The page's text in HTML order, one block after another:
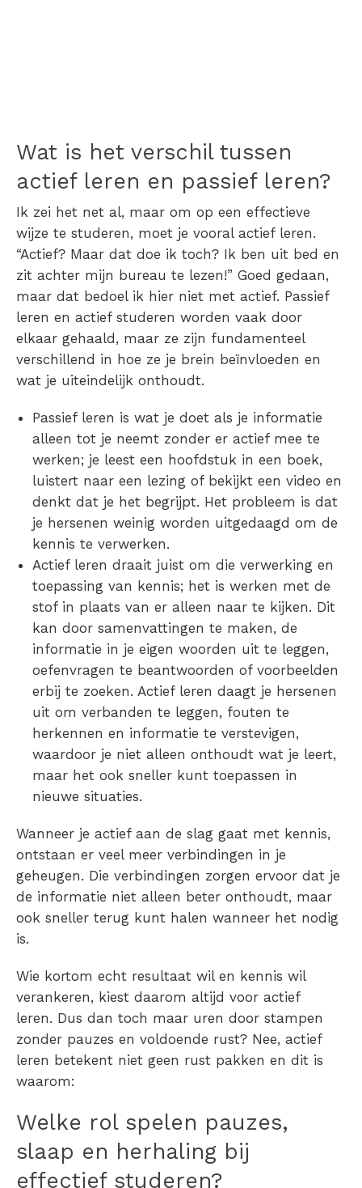
Wat is het verschil tussen
actief leren en passief leren?
Ik zei het net al, maar om op een effectieve
wijze te studeren, moet je vooral actief leren.
“Actief? Maar dat doe ik toch? Ik ben uit bed en
zit achter mijn bureau te lezen!” Goed gedaan,
maar dat bedoel ik hier niet met actief. Passief
leren en actief studeren worden vaak door
elkaar gehaald, maar ze zijn fundamenteel
verschillend in hoe ze je brein beïnvloeden en
wat je uiteindelijk onthoudt.
Passief leren is wat je doet als je informatie
alleen tot je neemt zonder er actief mee te
werken; je leest een hoofdstuk in een boek,
luistert naar een lezing of bekijkt een video en
denkt dat je het begrijpt. Het probleem is dat
je hersenen weinig worden uitgedaagd om de
kennis te verwerken.
Actief leren draait juist om die verwerking en
toepassing van kennis; het is werken met de
stof in plaats van er alleen naar te kijken. Dit
kan door samenvattingen te maken, de
informatie in je eigen woorden uit te leggen,
oefenvragen te beantwoorden of voorbeelden
erbij te zoeken. Actief leren daagt je hersenen
uit om verbanden te leggen, fouten te
herkennen en informatie te verstevigen,
waardoor je niet alleen onthoudt wat je leert,
maar het ook sneller kunt toepassen in
nieuwe situaties.
Wanneer je actief aan de slag gaat met kennis,
ontstaan er veel meer verbindingen in je
geheugen. Die verbindingen zorgen ervoor dat je
de informatie niet alleen beter onthoudt, maar
ook sneller terug kunt halen wanneer het nodig
is.
Wie kortom echt resultaat wil en kennis wil
verankeren, kiest daarom altijd voor actief
leren. Dus dan toch maar uren door stampen
zonder pauzes en voldoende rust? Nee, actief
leren betekent niet geen rust pakken en dit is
waarom:
Welke rol spelen pauzes,
slaap en herhaling bij
effectief studeren?